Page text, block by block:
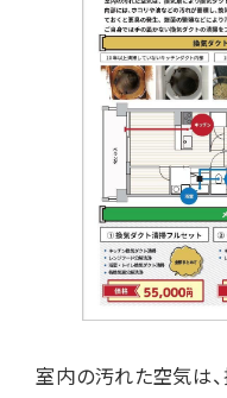
室内の汚れた空気は